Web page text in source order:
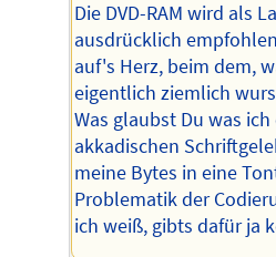
Die DVD-RAM wird als
ausdrücklich
auf's Herz, beim dem,
eigentlich ziemlich
Was glaubst Du was
akkadischen
meine Bytes in eine
Problematik der
ich weiß, gibts dafür ja